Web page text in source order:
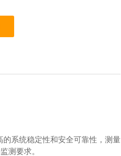
系统稳定性和安全可靠性，测量
测要求。